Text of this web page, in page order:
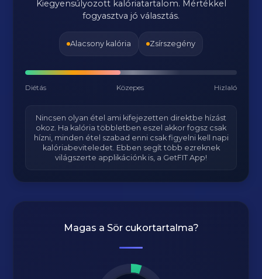
Kiegyensúlyozott kalóriatartalom. Mértékkel
fogyasztva jó választás.
Alacsony kalória Zsírszegény
Diétás Közepes Hizlaló
Nincsen olyan étel ami kifejezetten direktbe hízást
okoz. Ha kalória többletben eszel akkor fogsz csak
hízni, minden étel szabad enni csak figyelni kell napi
kalóriabeviteledet. Ebben segít több ezreknek
világszerte applikációnk is, a GetFIT App!
Magas a Sörcukortartalma?